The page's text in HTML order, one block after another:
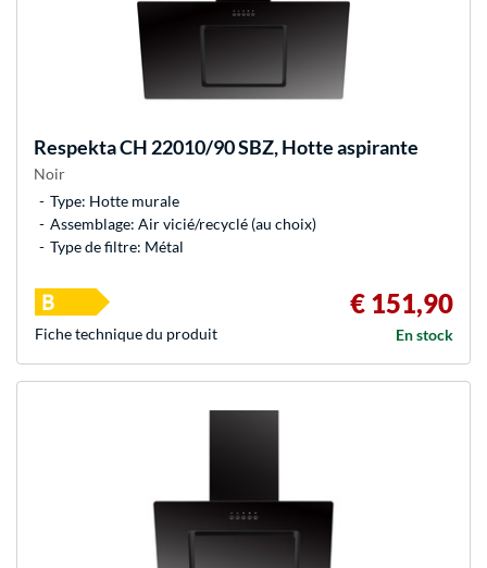
RespektaCH 22010/90 SBZ, Hotte aspirante
Noir
Type: Hotte murale
Assemblage: Air vicié/recyclé (au choix)
Type de filtre: Métal
€ 151,90
En stock
Fiche technique du produit